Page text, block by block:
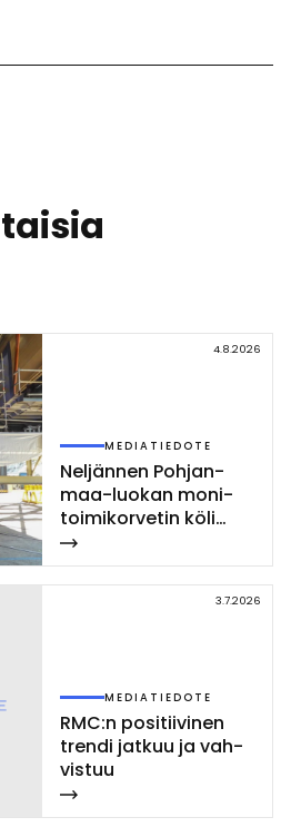
4.8.2026
MEDIATIEDOTE
Nel­jän­nen Poh­jan­
maa-luo­kan mo­ni­
toi­mi­kor­ve­tin kö­li
las­ket­tiin Rau­mal­la
3.7.2026
MEDIATIEDOTE
RMC:n po­si­tii­vi­nen
tren­di jat­kuu ja vah­
vis­tuu